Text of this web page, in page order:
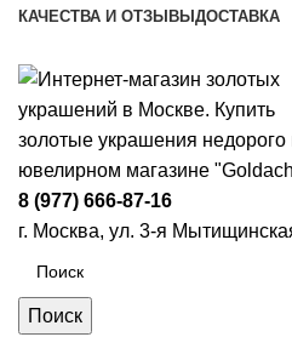
КАЧЕСТВА И ОТЗЫВЫ ДОСТАВКА
8 (977) 666-87-16
г. Москва, ул. 3-я
Поиск